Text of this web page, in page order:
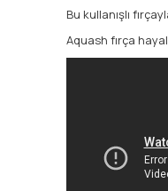
Bu kullanışlı
Aquash fırça